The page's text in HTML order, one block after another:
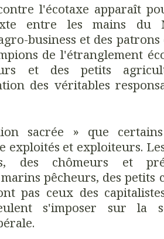
l'écotaxe apparaît
entre les mains du
business et des
de l'étranglement
et des petits
des véritables
sacrée » que
et exploiteurs.
des chômeurs et
pêcheurs, des petits
pas ceux des
s'imposer sur la